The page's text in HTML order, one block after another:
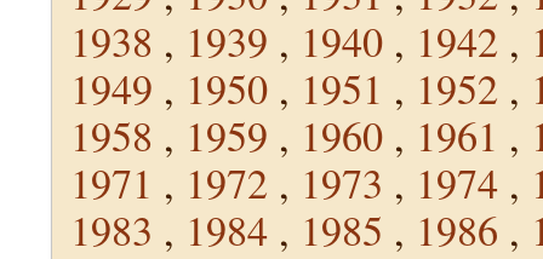
1938 , 1939 , 1940 , 1942 ,
1949 , 1950 , 1951 , 1952 ,
1958 , 1959 , 1960 , 1961 ,
1971 , 1972 , 1973 , 1974 ,
1983 , 1984 , 1985 , 1986 ,